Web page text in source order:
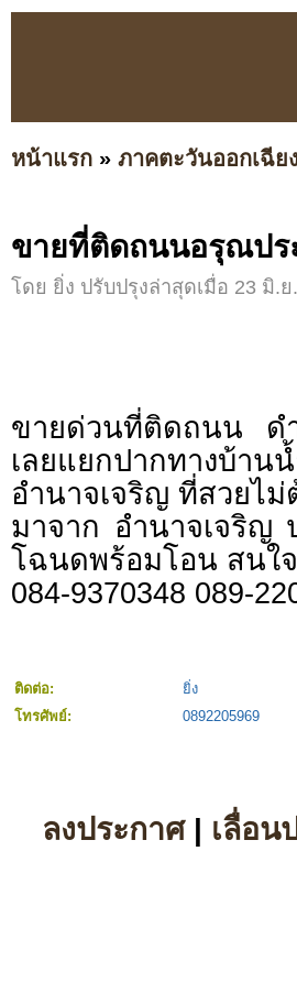
หน้าแรก » ภาคตะวันออกเฉีย
ขายที่ติดถนนอรุณปร
โดย ยิ่ง ปรับปรุงล่าสุดเมื่อ 23 มิ.ย
ขายด่วนที่ติดถนน ด
เลยแยกปากทาง
อำนาจเจริญ ที่สวยไม่
มาจาก อำนาจเจริ
โฉนดพร้อมโอน สนใ
084-9370348 089-
ติดต่อ: ยิ่ง
โทรศัพย์:
0892205969
ลงประกาศ| เลื่อน